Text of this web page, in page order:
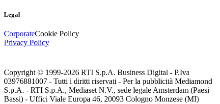
Legal
CorporateCookie Policy
Privacy Policy
Copyright © 1999-2026 RTI S.p.A. Business Digital - P.Iva
03976881007 - Tutti i diritti riservati - Per la pubblicità Mediamond
S.p.A. - RTI S.p.A., Mediaset N.V., sede legale Amsterdam (Paesi
Bassi) - Uffici Viale Europa 46, 20093 Cologno Monzese (MI)